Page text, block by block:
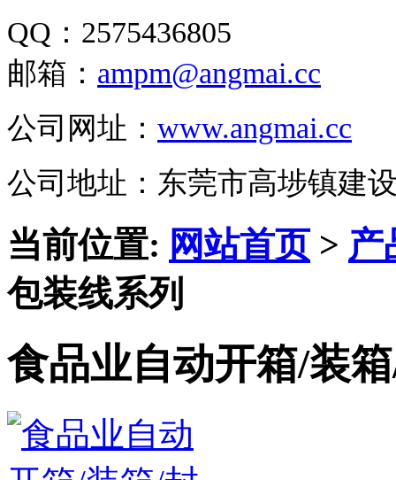
QQ：2575436805
邮箱： ampm@angmai.cc
公司网址： www.angmai.cc
公司地址：东莞市高埗镇建
当前位置: 网站首页> 产
包装线系列
食品业自动开箱/装